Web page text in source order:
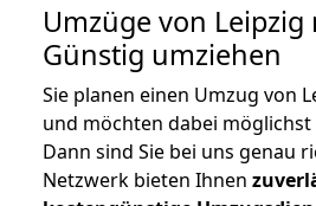
Umzüge von Leipzig
Günstig umziehen
Sie planen einen Umzug von
und möchten dabei möglichst
Dann sind Sie bei uns genau
Netzwerk bieten Ihnen